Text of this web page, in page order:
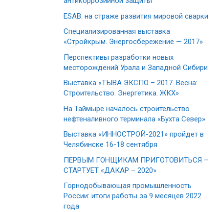
ESAB: на страже развития мировой сварки
Специализированная выставка
«Стройкрым. Энергосбережение — 2017»
Перспективы разработки новых
месторождений Урала и Западной Сибири
Выставка «ТЫВА ЭКСПО – 2017. Весна:
Строительство. Энергетика. ЖКХ»
На Таймыре началось строительство
нефтеналивного терминала «Бухта Север»
Выставка «ИННОСТРОЙ-2021» пройдет в
Челябинске 16-18 сентября
ПЕРВЫМ ГОНЩИКАМ ПРИГОТОВИТЬСЯ –
СТАРТУЕТ «ДАКАР – 2020»
Горнодобывающая промышленность
России: итоги работы за 9 месяцев 2022
года